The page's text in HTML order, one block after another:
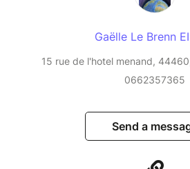
Gaëlle Le Brenn EI
15 rue de l'hotel menand,
0662357365
Send a